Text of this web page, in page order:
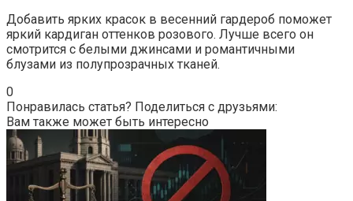
Добавить ярких красок в весенний гардероб поможет
яркий кардиган оттенков розового. Лучше всего он
смотрится с белыми джинсами и романтичными
блузами из полупрозрачных тканей.
0
Понравилась статья? Поделиться с друзьями:
Вам также может быть интересно